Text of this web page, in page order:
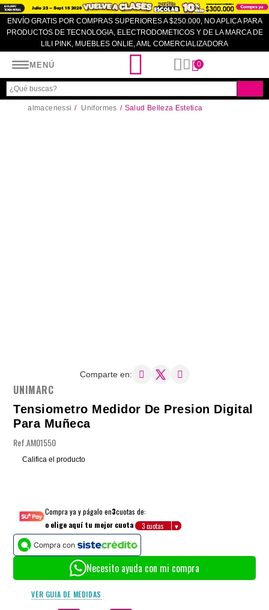
ENVÍO GRATIS POR COMPRAS SUPERIORES A $250.000, NO APLICA PARA
PRODUCTOS DE TECNOLOGIA, ELECTRODOMETICOS Y DE LA MARCA DE
LILI PINK, MUEBLES ONLIE, AML COMERCIALIZADORA
MENÚ
Almacenes SI
0
almacenessi Uniformes Salud Belleza Estetica
Comparte en:
UNIMARC
Tensiometro Medidor De Presion Digital
Para Muñeca
Ref.AM01550
Califica el producto
Compra ya y págalo en3cuotas de:
o elige aquí tu mejor cuota
Necesito ayuda con mi compra
VER GUIA DE MEDIDAS